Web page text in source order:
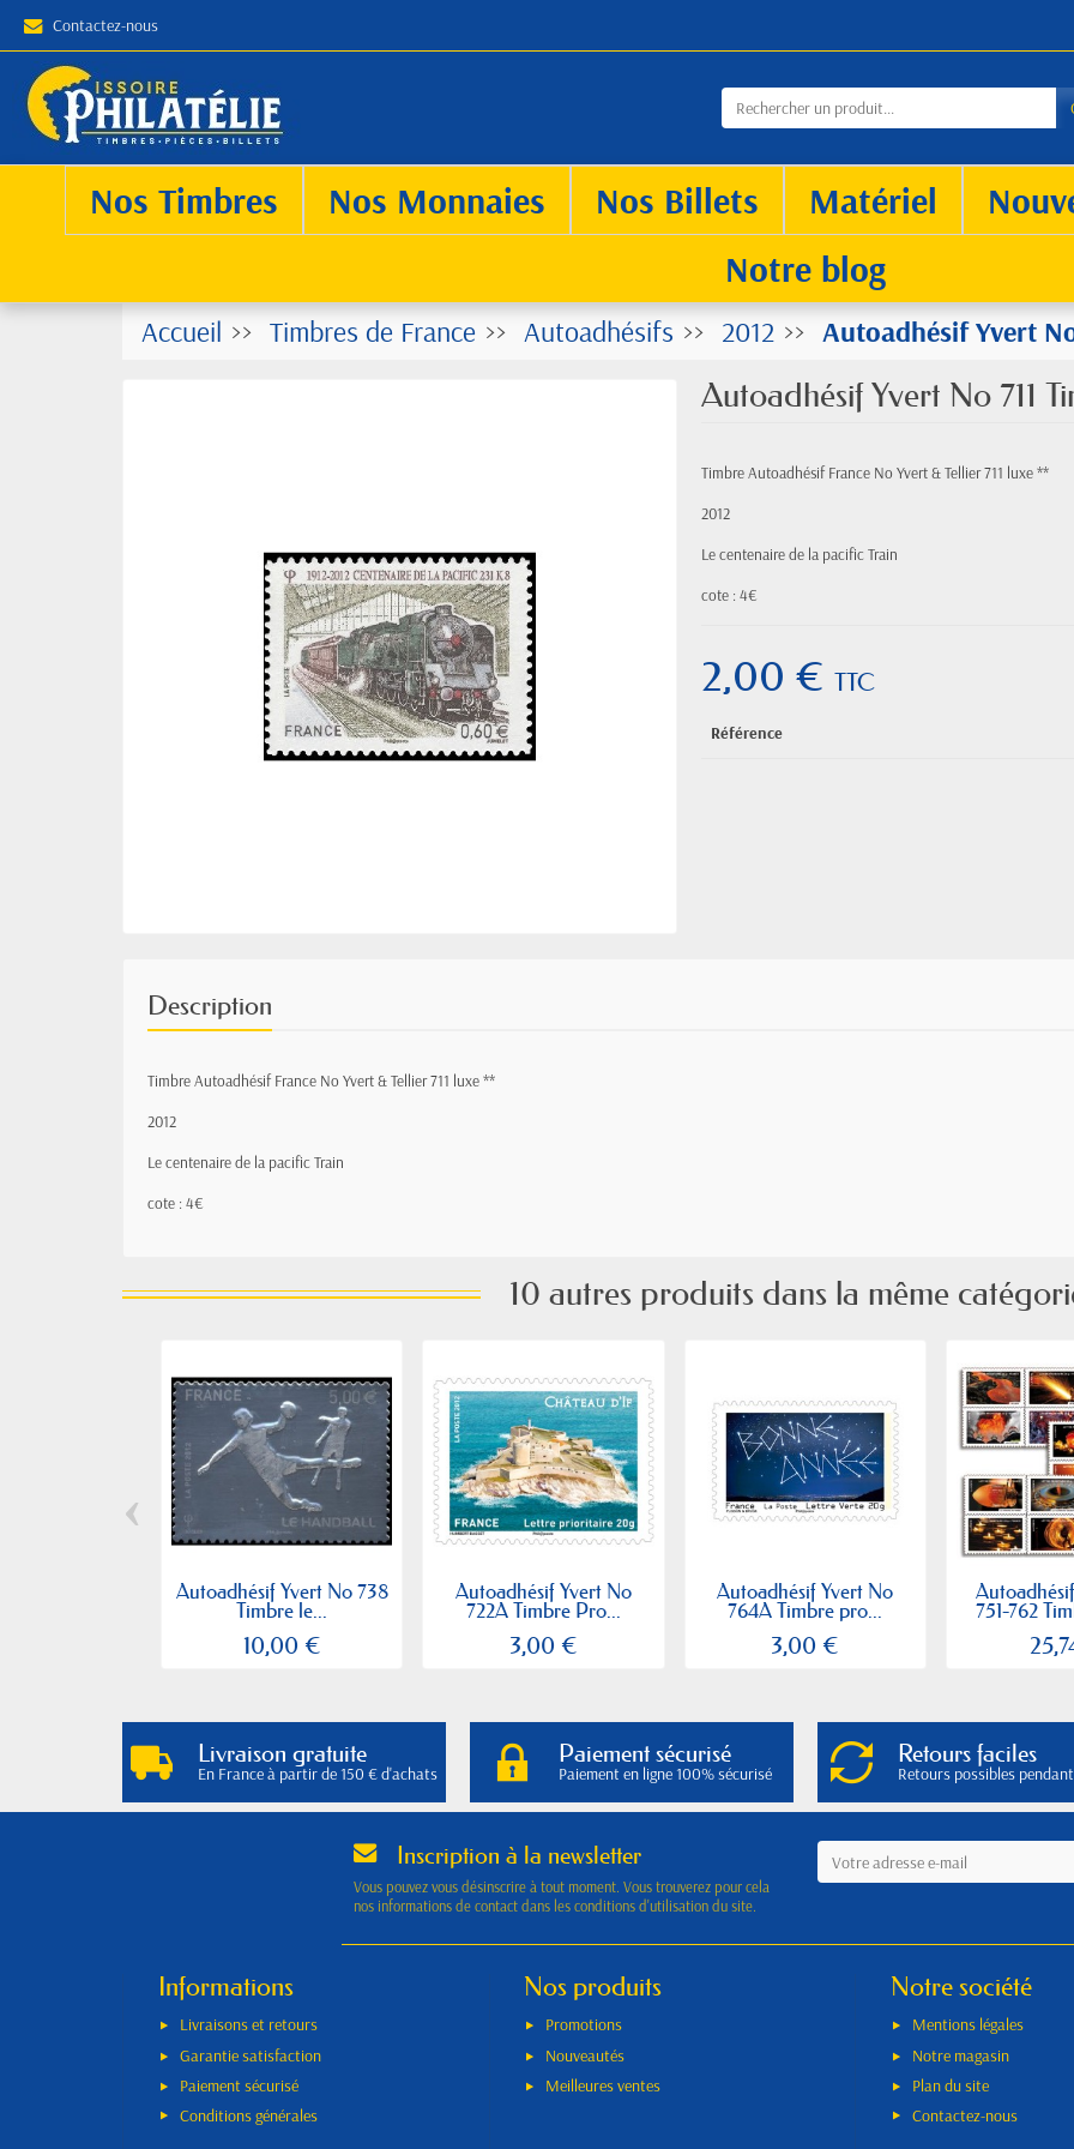
Contactez-nous
Nos Timbres Nos Monnaies Nos Billets Matériel
Notre blog
Accueil Timbres de France Autoadhésifs 2012 Autoadhésif Yvert
Autoadhésif Yvert No 711
Timbre Autoadhésif France No Yvert & Tellier 711 luxe **
2012
Le centenaire de la pacific Train
cote : 4€
2,00 €TTC
Référence
Description
Timbre Autoadhésif France No Yvert & Tellier 711 luxe **
2012
Le centenaire de la pacific Train
cote : 4€
10 autres produits dans la même
Autoadhésif Yvert No 738
Timbre le...
10,00 €
Autoadhésif Yvert No
722A Timbre Pro...
3,00 €
Autoadhésif Yvert No
764A Timbre pro...
3,00 €
751-762
‹
Livraison gratuite
En France à partir de 150 € d'achats
Paiement sécurisé
Paiement en ligne 100% sécurisé
Retours faciles
Retours possibles
Inscription à la newsletter
Vous pouvez vous désinscrire à tout moment. Vous trouverez pour cela
nos informations de contact dans les conditions d'utilisation du site.
Informations
Livraisons et retours
Garantie satisfaction
Paiement sécurisé
Conditions générales
Nos produits
Promotions
Nouveautés
Meilleures ventes
Notre société
Mentions légales
Notre magasin
Plan du site
Contactez-nous